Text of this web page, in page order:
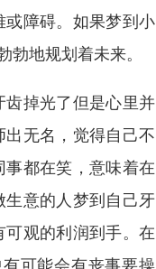
障碍。如果梦到小
地规划着未来。
掉光了但是心里并
无名，觉得自己不
都在笑，意味着在
意的人梦到自己牙
观的利润到手。在
可能会有丧事要操